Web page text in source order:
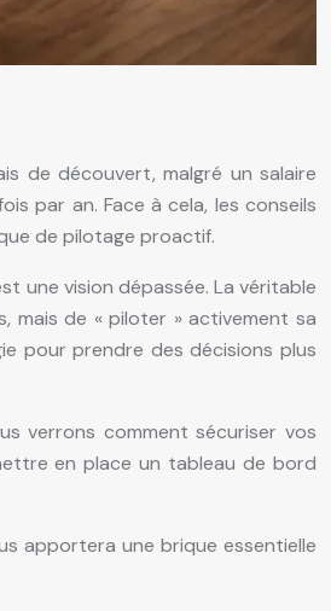
de découvert, malgré un salaire
par an. Face à cela, les conseils
de pilotage proactif.
une vision dépassée. La véritable
mais de « piloter » activement sa
pour prendre des décisions plus
verrons comment sécuriser vos
en place un tableau de bord
apportera une brique essentielle